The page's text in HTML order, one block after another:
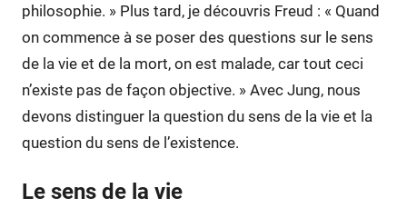
philosophie. » Plus tard, je découvris Freud : « Quand
on commence à se poser des questions sur le sens
de la vie et de la mort, on est malade, car tout ceci
n’existe pas de façon objective. » Avec Jung, nous
devons distinguer la question du sens de la vie et la
question du sens de l’existence.
Le sens de la vie